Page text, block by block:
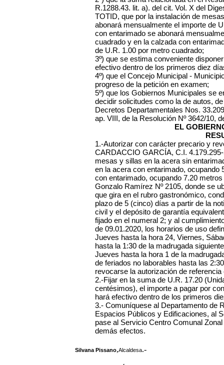
R.1288.43. lit. a). del cit. Vol. X del
TOTID, que por la instalación de
abonará mensualmente el importe de
con entarimado se abonará
cuadrado y en la calzada con
de U.R. 1.00 por metro cuadrado;
3º) que se estima conveniente
efectivo dentro de los primeros diez
4º) que el Concejo Municipal -
progreso de la petición en examen;
5º) que los Gobiernos Municipales se
decidir solicitudes como la de autos,
Decretos Departamentales Nos.
ap. VIII, de la Resolución Nº 3642/10,
EL
1.-Autorizar con carácter precario y
CARDACCIO GARCÍA, C.I.
mesas y sillas en la acera sin
en la acera con entarimado,
con entarimado, ocupando 7.20
Gonzalo Ramírez Nº 2105, donde se
que gira en el rubro gastronómico,
plazo de 5 (cinco) días a partir de la
civil y el depósito de garantía
fijado en el numeral 2; y al
de 09.01.2020, los horarios de uso
Jueves hasta la hora 24, Viernes,
hasta la 1:30 de la madrugada
Jueves hasta la hora 1 de la
de feriados no laborables hasta las
revocarse la autorización de
2.-Fijar en la suma de U.R. 17.20
centésimos), el importe a pagar por
hará efectivo dentro de los primeros
3.- Comuníquese al Departamento de
Espacios Públicos y Edificaciones, al
pase al Servicio Centro Comunal
demás efectos.
Silvana Pissano,Alcaldesa.-